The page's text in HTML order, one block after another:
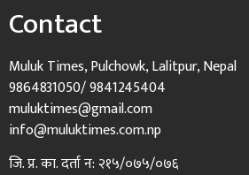
Contact
Muluk Times, Pulchowk, Lalitpur, Nepal
9864831050/ 9841245404
muluktimes@gmail.com
info@muluktimes.com.np
जि. प्र. का. दर्ता न: २१५/०७५/०७६